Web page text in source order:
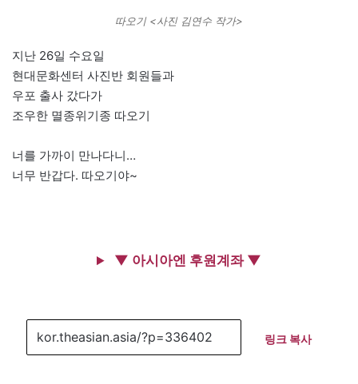
따오기 <사진 김연수 작가>
지난 26일 수요일
현대문화센터 사진반 회원들과
우포 출사 갔다가
조우한 멸종위기종 따오기
너를 가까이 만나다니…
너무 반갑다. 따오기야~
▼ 아시아엔 후원계좌 ▼
링크 복사